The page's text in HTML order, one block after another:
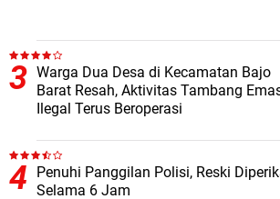
Warga Dua Desa di Kecamatan Bajo
Barat Resah, Aktivitas Tambang
Ilegal Terus Beroperasi
Penuhi Panggilan Polisi, Reski
Selama 6 Jam